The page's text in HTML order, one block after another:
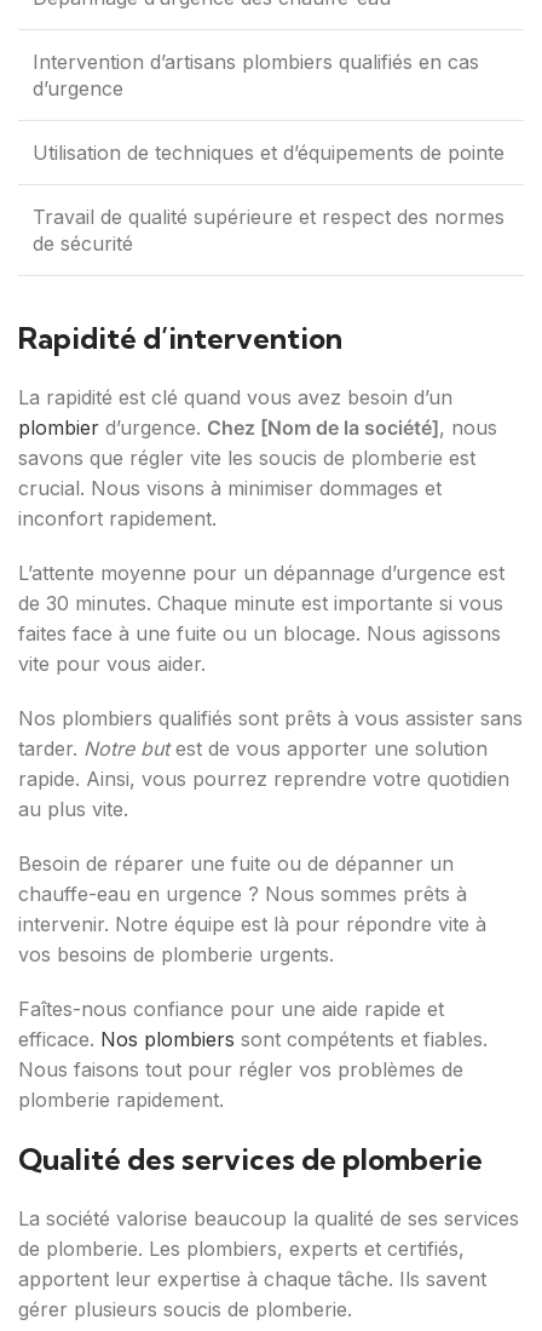
Intervention d’artisans plombiers qualifiés en cas
d’urgence
Utilisation de techniques et d’équipements de pointe
Travail de qualité supérieure et respect des normes
de sécurité
Rapidité d’intervention
La rapidité est clé quand vous avez besoin d’un
plombier d’urgence. Chez [Nom de la société], nous
savons que régler vite les soucis de plomberie est
crucial. Nous visons à minimiser dommages et
inconfort rapidement.
L’attente moyenne pour un dépannage d’urgence est
de 30 minutes. Chaque minute est importante si vous
faites face à une fuite ou un blocage. Nous agissons
vite pour vous aider.
Nos plombiers qualifiés sont prêts à vous assister sans
tarder. Notre butest de vous apporter une solution
rapide. Ainsi, vous pourrez reprendre votre quotidien
au plus vite.
Besoin de réparer une fuite ou de dépanner un
chauffe-eau en urgence ? Nous sommes prêts à
intervenir. Notre équipe est là pour répondre vite à
vos besoins de plomberie urgents.
Faîtes-nous confiance pour une aide rapide et
efficace. Nos plombiers sont compétents et fiables.
Nous faisons tout pour régler vos problèmes de
plomberie rapidement.
Qualité des services de plomberie
La société valorise beaucoup la qualité de ses services
de plomberie. Les plombiers, experts et certifiés,
apportent leur expertise à chaque tâche. Ils savent
gérer plusieurs soucis de plomberie.